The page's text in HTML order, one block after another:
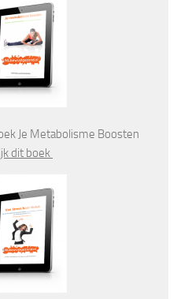
Je Metabolisme Boosten
dit boek